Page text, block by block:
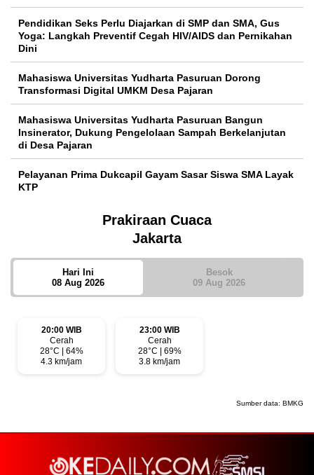
Pendidikan Seks Perlu Diajarkan di SMP dan SMA, Gus
Yoga: Langkah Preventif Cegah HIV/AIDS dan Pernikahan
Dini
Mahasiswa Universitas Yudharta Pasuruan Dorong
Transformasi Digital UMKM Desa Pajaran
Mahasiswa Universitas Yudharta Pasuruan Bangun
Insinerator, Dukung Pengelolaan Sampah Berkelanjutan
di Desa Pajaran
Pelayanan Prima Dukcapil Gayam Sasar Siswa SMA Layak
KTP
Prakiraan Cuaca
Jakarta
Hari Ini
08 Aug 2026
Besok
09 Aug 2026
20:00 WIB
Cerah
28°C | 64%
4.3 km/jam
23:00 WIB
Cerah
28°C | 69%
3.8 km/jam
Sumber data: BMKG